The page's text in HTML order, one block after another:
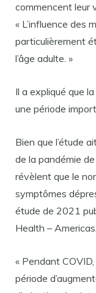
commencent leur
« L’influence des
particulièrement
l’âge adulte. »
Il a expliqué que
une période
Bien que l’étude
de la pandémie
révèlent que le
symptômes
étude de 2021
Health –
« Pendant
période